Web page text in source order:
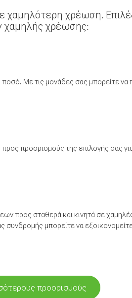
χρέωση.
χαμηλής χρέωσης:
Με τις μονάδες σας μπορείτε να
προορισμούς της επιλογής σας
προς σταθερά και κινητά σε
μπορείτε να
προορισμούς